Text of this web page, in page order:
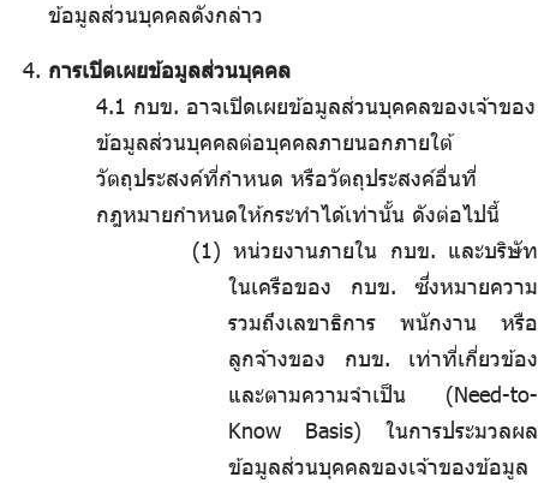
ข้อมูลส่วนบุคคลดังกล่าว
การเปิดเผยข้อมูลส่วนบุคคล
4.1 กบข. อาจเปิดเผยข้อมูลส่วนบุคคลของเจ้าของ
ข้อมูลส่วนบุคคลต่อบุคคลภายนอกภายใต้
วัตถุประสงค์ที่กำหนด หรือวัตถุประสงค์อื่นที่
กฎหมายกำหนดให้กระทำได้เท่านั้น ดังต่อไปนี้
หน่วยงานภายใน กบข. และบริษัท
ในเครือของ กบข. ซึ่งหมายความ
รวมถึงเลขาธิการ พนักงาน หรือ
ลูกจ้างของ กบข. เท่าที่เกี่ยวข้อง
และตามความจำเป็น (Need-to-
Know Basis) ในการประมวลผล
ข้อมูลส่วนบุคคลของเจ้าของข้อมูล